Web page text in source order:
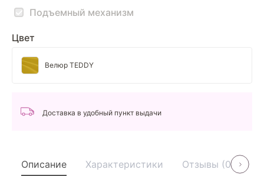
Подъемный механизм
Цвет
Велюр TEDDY
Доставка в удобный пункт выдачи
Описание Характеристики Отзывы (0)